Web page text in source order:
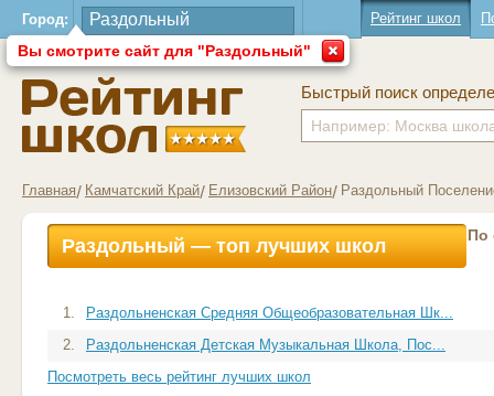
Город:
Вы смотрите сайт для "Раздольный"
Рейтинг школ
Быстрый поиск
Главная Камчатский Край Елизовский Район Раздольный
Раздольный — топ лучших школ По
1.
Раздольненская Средняя Общеобразовательная Шк...
2.
Раздольненская Детская Музыкальная Школа, Пос...
Посмотреть весь рейтинг лучших школ